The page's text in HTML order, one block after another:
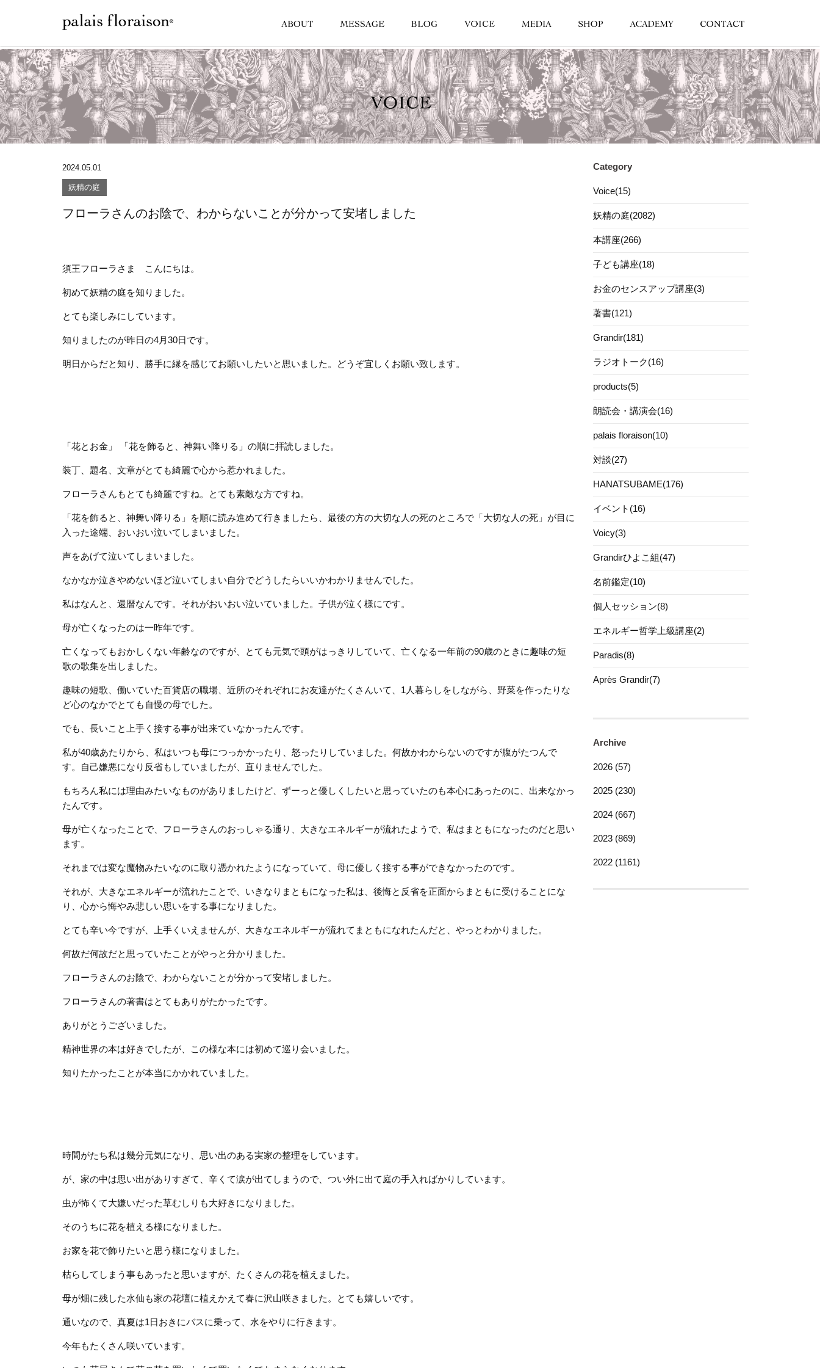
2024.05.01
妖精の庭
フローラさんのお陰で、わからないことが分かって安堵しました
須王フローラさま こんにちは。
初めて妖精の庭を知りました。
とても楽しみにしています。
知りましたのが昨日の4月30日です。
明日からだと知り、勝手に縁を感じてお願いしたいと思いました。どうぞ宜しくお願い致します。
「花とお金」 「花を飾ると、神舞い降りる」の順に拝読しました。
装丁、題名、文章がとても綺麗で心から惹かれました。
フローラさんもとても綺麗ですね。とても素敵な方ですね。
「花を飾ると、神舞い降りる」を順に読み進めて行きましたら、最後の方の大切な人の死のところで「大切な人の死」が目に
入った途端、おいおい泣いてしまいました。
声をあげて泣いてしまいました。
なかなか泣きやめないほど泣いてしまい自分でどうしたらいいかわかりませんでした。
私はなんと、還暦なんです。それがおいおい泣いていました。子供が泣く様にです。
母が亡くなったのは一昨年です。
亡くなってもおかしくない年齢なのですが、とても元気で頭がはっきりしていて、亡くなる一年前の90歳のときに趣味の短
歌の歌集を出しました。
趣味の短歌、働いていた百貨店の職場、近所のそれぞれにお友達がたくさんいて、1人暮らしをしながら、野菜を作ったりな
ど心のなかでとても自慢の母でした。
でも、長いこと上手く接する事が出来ていなかったんです。
私が40歳あたりから、私はいつも母につっかかったり、怒ったりしていました。何故かわからないのですが腹がたつんで
す。自己嫌悪になり反省もしていましたが、直りませんでした。
もちろん私には理由みたいなものがありましたけど、ずーっと優しくしたいと思っていたのも本心にあったのに、出来なかっ
たんです。
母が亡くなったことで、フローラさんのおっしゃる通り、大きなエネルギーが流れたようで、私はまともになったのだと思い
ます。
それまでは変な魔物みたいなのに取り憑かれたようになっていて、母に優しく接する事ができなかったのです。
それが、大きなエネルギーが流れたことで、いきなりまともになった私は、後悔と反省を正面からまともに受けることにな
り、心から悔やみ悲しい思いをする事になりました。
とても辛い今ですが、上手くいえませんが、大きなエネルギーが流れてまともになれたんだと、やっとわかりました。
何故だ何故だと思っていたことがやっと分かりました。
フローラさんのお陰で、わからないことが分かって安堵しました。
フローラさんの著書はとてもありがたかったです。
ありがとうございました。
精神世界の本は好きでしたが、この様な本には初めて巡り会いました。
知りたかったことが本当にかかれていました。
時間がたち私は幾分元気になり、思い出のある実家の整理をしています。
が、家の中は思い出がありすぎて、辛くて涙が出てしまうので、つい外に出て庭の手入ればかりしています。
虫が怖くて大嫌いだった草むしりも大好きになりました。
そのうちに花を植える様になりました。
お家を花で飾りたいと思う様になりました。
枯らしてしまう事もあったと思いますが、たくさんの花を植えました。
母が畑に残した水仙も家の花壇に植えかえて春に沢山咲きました。とても嬉しいです。
通いなので、真夏は1日おきにバスに乗って、水をやりに行きます。
今年もたくさん咲いています。
Category
Voice(15)
妖精の庭(2082)
本講座(266)
子ども講座(18)
お金のセンスアップ講座(3)
著書(121)
Grandir(181)
ラジオトーク(16)
products(5)
朗読会・講演会(16)
palais floraison(10)
対談(27)
HANATSUBAME(176)
イベント(16)
Voicy(3)
Grandirひよこ組(47)
名前鑑定(10)
個人セッション(8)
エネルギー哲学上級講座(2)
Paradis(8)
Après Grandir(7)
Archive
2026 (57)
2025 (230)
2024 (667)
2023 (869)
2022 (1161)